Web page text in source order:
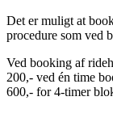
Det er muligt at
procedure som ved
Ved booking af
200,- ved én time
600,- for 4-timer